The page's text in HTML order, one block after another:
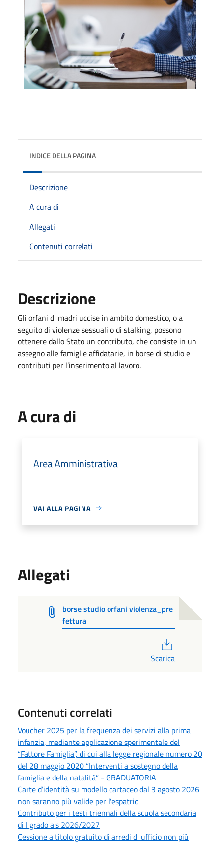
INDICE DELLA PAGINA
Descrizione
A cura di
Allegati
Contenuti correlati
Descrizione
Gli orfani di madri uccise in ambito domestico, o a
seguito di violenze sessuali o di stalking, possono
ottenere dallo Stato un contributo, che consiste in un
assegno alle famiglie affidatarie, in borse di studio e
contributi per l’inserimento al lavoro.
A cura di
Area Amministrativa
VAI ALLA PAGINA
Allegati
borse studio orfani violenza_pre
fettura
Scarica
Contenuti correlati
Voucher 2025 per la frequenza dei servizi alla prima
infanzia, mediante applicazione sperimentale del
“Fattore Famiglia”, di cui alla legge regionale numero 20
del 28 maggio 2020 “Interventi a sostegno della
famiglia e della natalità” - GRADUATORIA
Carte d’identità su modello cartaceo dal 3 agosto 2026
non saranno più valide per l'espatrio
Contributo per i testi triennali della scuola secondaria
di I grado a.s 2026/2027
Cessione a titolo gratuito di arredi di ufficio non più